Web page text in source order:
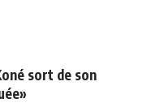
sort de son